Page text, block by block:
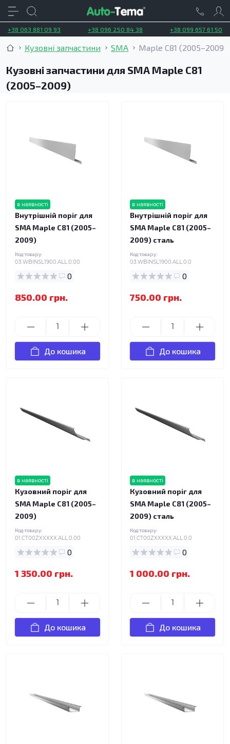
+38 063 881 09 93 +38 096 250 84 38 +38 099 657 61 50
Кузовні запчастини SMA Maple C81 (2005–2009)
Кузовні запчастини для SMA Maple C81
(2005–2009)
в наявності
Внутрішній поріг для
SMA Maple C81 (2005–
2009)
Код товару:
03.WBINSL1900.ALL.0.00
0
850.00 грн.
До кошика
в наявності
Внутрішній поріг для
SMA Maple C81 (2005–
2009) сталь
Код товару:
03.WBINSL1900.ALL.0.0
0
750.00 грн.
До кошика
в наявності
Кузовний поріг для
SMA Maple C81 (2005–
2009)
Код товару:
01.CT00ZXXXXX.ALL.0.00
0
1 350.00 грн.
До кошика
в наявності
Кузовний поріг для
SMA Maple C81 (2005–
2009) сталь
Код товару:
01.CT00ZXXXXX.ALL.0.0
0
1 000.00 грн.
До кошика